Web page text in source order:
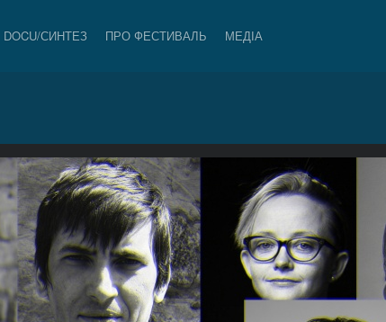
DOCU/СИНТЕЗ ПРО ФЕСТИВАЛЬ МЕДІА